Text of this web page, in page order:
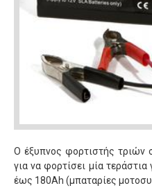
Ο έξυπνος φορτιστής τριών
για να φορτίσει μία
έως 180Αh (μπαταρίες